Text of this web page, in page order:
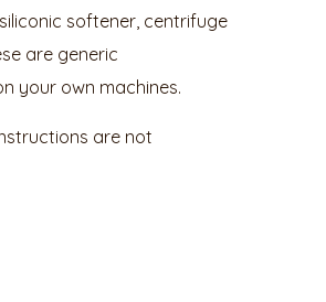
softener, centrifuge
are generic
your own machines.
are not